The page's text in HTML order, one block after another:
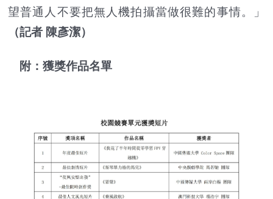
望普通人不要把無人機拍攝當做很難的事情。」
（記者 陳彥潔）
附： 獲獎作品名單